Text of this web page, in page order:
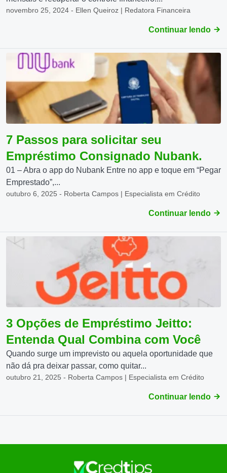
novembro 25, 2024 - Ellen Queiroz | Redatora Financeira
Continuar lendo
7 Passos para solicitar seu
Empréstimo Consignado Nubank.
01 – Abra o app do Nubank Entre no app e toque em “Pegar
Emprestado”,...
outubro 6, 2025 - Roberta Campos | Especialista em Crédito
Continuar lendo
3 Opções de Empréstimo Jeitto:
Entenda Qual Combina com Você
Quando surge um imprevisto ou aquela oportunidade que
não dá pra deixar passar, como quitar...
outubro 21, 2025 - Roberta Campos | Especialista em Crédito
Continuar lendo